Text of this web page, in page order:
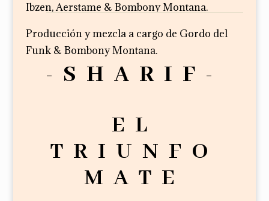
Ibzen, Aerstame & Bombony Montana.
Producción y mezcla a cargo de Gordo del
Funk & Bombony Montana.
-SHARIF-
EL
TRIUNFO
MATE